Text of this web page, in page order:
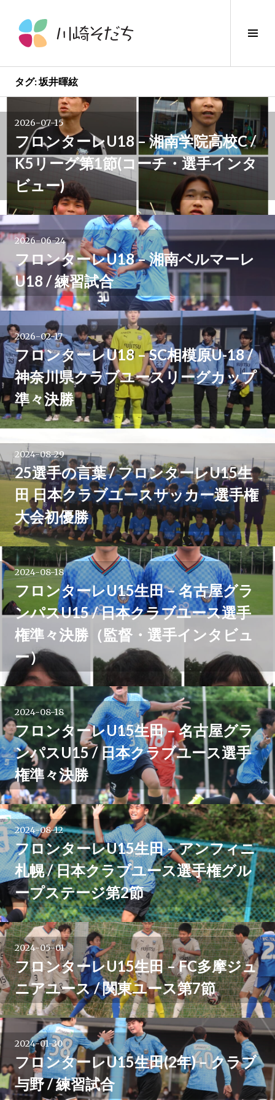
ツ
ス
キ
サ
切
り
替
え
タグ:坂井暉絃
2026-07-15
フロンターレU18 – 湘南学院高校C /
K5リーグ第1節(コーチ・選手インタ
ビュー)
2026-06-24
フロンターレU18 – 湘南ベルマーレ
U18 / 練習試合
2026-02-17
フロンターレU18 – SC相模原U-18 /
神奈川県クラブユースリーグカップ
準々決勝
2024-08-29
25選手の言葉 / フロンターレU15生
田 日本クラブユースサッカー選手権
大会初優勝
2024-08-18
フロンターレU15生田 – 名古屋グラ
ンパスU15 / 日本クラブユース選手
権準々決勝（監督・選手インタビュ
ー）
2024-08-18
フロンターレU15生田 – 名古屋グラ
ンパスU15 / 日本クラブユース選手
権準々決勝
2024-08-12
フロンターレU15生田 – アンフィニ
札幌 / 日本クラブユース選手権グル
ープステージ第2節
2024-05-01
フロンターレU15生田 – FC多摩ジュ
ニアユース / 関東ユース第7節
2024-01-30
フロンターレU15生田(2年) – クラブ
与野 / 練習試合
投
稿
ナ
ビ
ゲ
ー
シ
ョ
ン